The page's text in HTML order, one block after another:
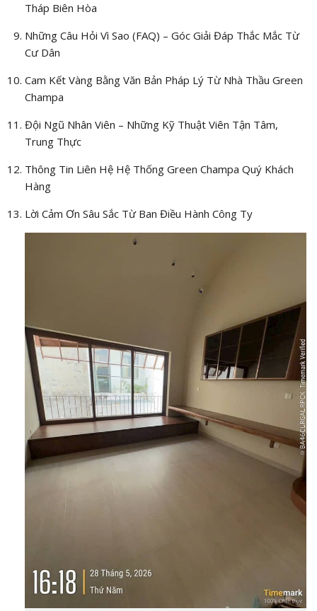
Tháp Biên Hòa
Những Câu Hỏi Vì Sao (FAQ) – Góc Giải Đáp Thắc Mắc Từ
Cư Dân
Cam Kết Vàng Bằng Văn Bản Pháp Lý Từ Nhà Thầu Green
Champa
Đội Ngũ Nhân Viên – Những Kỹ Thuật Viên Tận Tâm,
Trung Thực
Thông Tin Liên Hệ Hệ Thống Green Champa Quý Khách
Hàng
Lời Cảm Ơn Sâu Sắc Từ Ban Điều Hành Công Ty